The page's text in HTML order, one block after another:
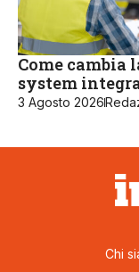
Come
system
3 Agosto 2026
Chi